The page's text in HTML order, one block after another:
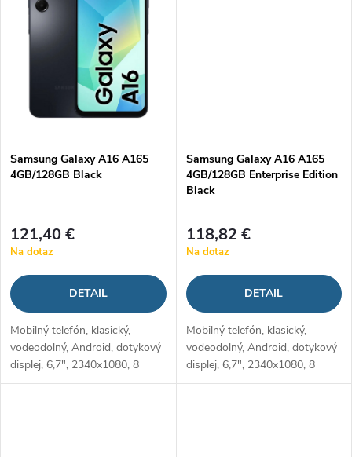
Samsung Galaxy A16 A165
4GB/128GB Black
121,40 €
Na dotaz
DETAIL
Mobilný telefón, klasický,
vodeodolný, Android, dotykový
displej, 6,7", 2340x1080, 8
jadrový procesor, 4GB RAM,
Samsung Galaxy A16 A165
4GB/128GB Enterprise Edition
Black
118,82 €
Na dotaz
DETAIL
Mobilný telefón, klasický,
vodeodolný, Android, dotykový
displej, 6,7", 2340x1080, 8
jadrový procesor, 4GB RAM,